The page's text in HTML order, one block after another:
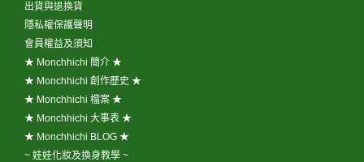
出貨與退換貨
隱私權保護聲明
會員權益及須知
★ Monchhichi 簡介 ★
★ Monchhichi 創作歷史 ★
★ Monchhichi 檔案 ★
★ Monchhichi 大事表 ★
★ Monchhichi BLOG ★
~ 娃娃化妝及換身教學 ~